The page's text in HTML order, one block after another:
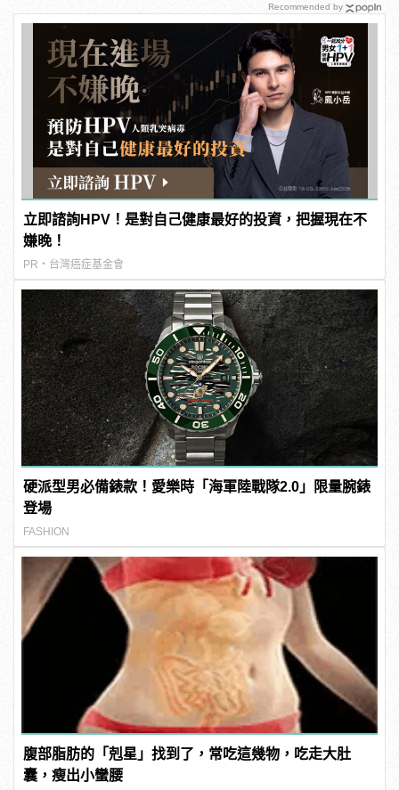
立即諮詢HPV！是對自己健康最好的投資，把握現在不
嫌晚！
PR・台灣癌症基金會
硬派型男必備錶款！愛樂時「海軍陸戰隊2.0」限量腕錶
登場
FASHION
腹部脂肪的「剋星」找到了，常吃這幾物，吃走大肚
囊，瘦出小蠻腰
Recommended by